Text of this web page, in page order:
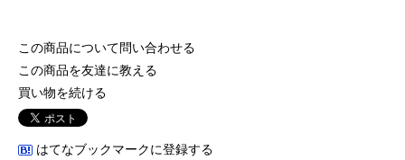
この商品について問い合わせる
この商品を友達に教える
買い物を続ける
はてなブックマークに登録する